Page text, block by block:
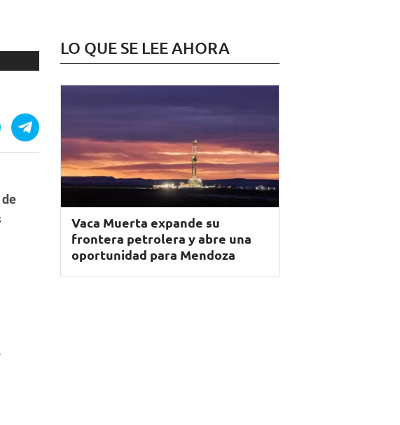
LO QUE SE LEE AHORA
Vaca Muerta expande su
frontera petrolera y abre una
oportunidad para Mendoza